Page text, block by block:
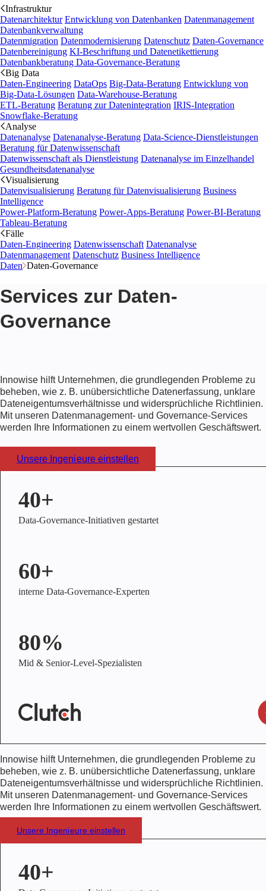
Infrastruktur
Datenarchitektur Entwicklung von Datenbanken Datenmanagement
Datenbankverwaltung
Datenmigration Datenmodernisierung Datenschutz Daten-Governance
Datenbereinigung KI-Beschriftung und Datenetikettierung
Datenbankberatung Data-Governance-Beratung
Big Data
Daten-Engineering DataOps Big-Data-Beratung Entwicklung von
Big-Data-Lösungen Data-Warehouse-Beratung
ETL-Beratung Beratung zur Datenintegration IRIS-Integration
Snowflake-Beratung
Analyse
Datenanalyse Datenanalyse-Beratung Data-Science-Dienstleistungen
Beratung für Datenwissenschaft
Datenwissenschaft als Dienstleistung Datenanalyse im Einzelhandel
Gesundheitsdatenanalyse
Visualisierung
Datenvisualisierung Beratung für Datenvisualisierung Business
Intelligence
Power-Platform-Beratung Power-Apps-Beratung Power-BI-Beratung
Tableau-Beratung
Fälle
Daten-Engineering Datenwissenschaft Datenanalyse
Datenmanagement Datenschutz Business Intelligence
Daten Daten-Governance
Services zur Daten-
Governance
Innowise hilft Unternehmen, die grundlegenden Probleme zu
beheben, wie z. B. unübersichtliche Datenerfassung, unklare
Dateneigentumsverhältnisse und widersprüchliche Richtlinien.
Mit unseren Datenmanagement- und Governance-Services
werden Ihre Informationen zu einem wertvollen Geschäftswert.
Unsere Ingenieure einstellen
40+
Data-Governance-Initiativen gestartet
60+
interne Data-Governance-Experten
80%
Mid & Senior-Level-Spezialisten
Innowise hilft Unternehmen, die grundlegenden Probleme zu
beheben, wie z. B. unübersichtliche Datenerfassung, unklare
Dateneigentumsverhältnisse und widersprüchliche Richtlinien.
Mit unseren Datenmanagement- und Governance-Services
werden Ihre Informationen zu einem wertvollen Geschäftswert.
Unsere Ingenieure einstellen
40+